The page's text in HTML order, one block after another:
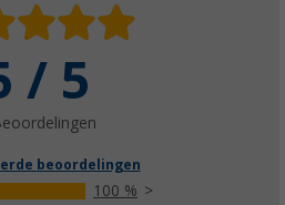
/ 5
beoordelingen
100 %